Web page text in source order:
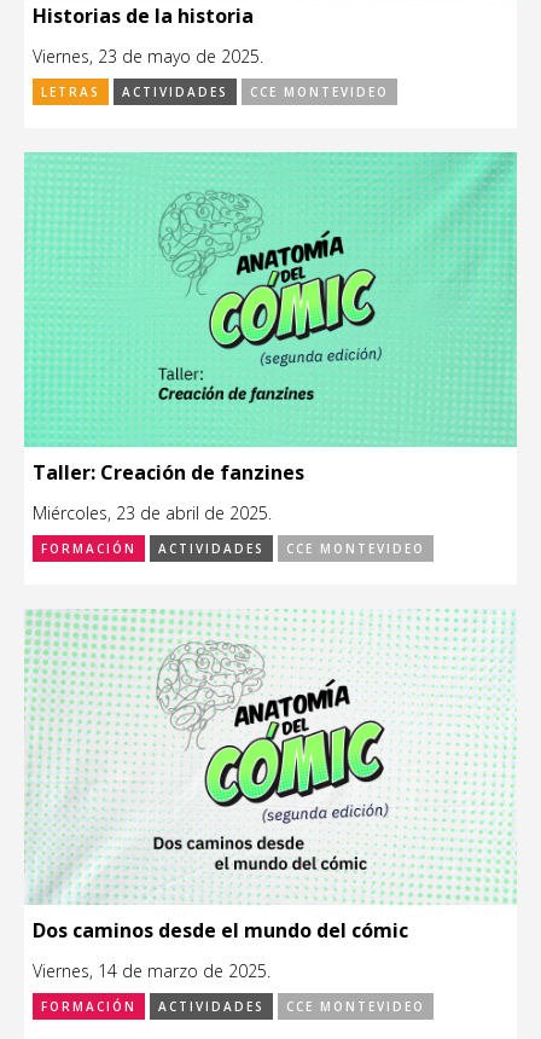
Historias de la historia
Viernes, 23 de mayo de 2025.
LETRAS ACTIVIDADES CCE MONTEVIDEO
Taller: Creación de fanzines
Miércoles, 23 de abril de 2025.
FORMACIÓN ACTIVIDADES CCE MONTEVIDEO
Dos caminos desde el mundo del cómic
Viernes, 14 de marzo de 2025.
FORMACIÓN ACTIVIDADES CCE MONTEVIDEO